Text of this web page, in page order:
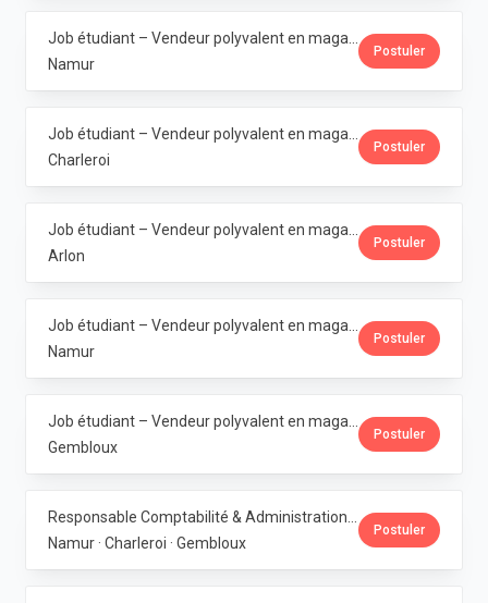
Namur
Postuler
Charleroi
Postuler
Arlon
Postuler
Namur
Postuler
Gembloux
Postuler
Namur · Charleroi · Gembloux
Postuler